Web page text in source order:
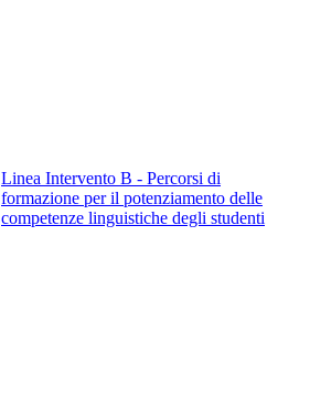
Linea Intervento B - Percorsi di
formazione per il potenziamento delle
competenze linguistiche degli studenti